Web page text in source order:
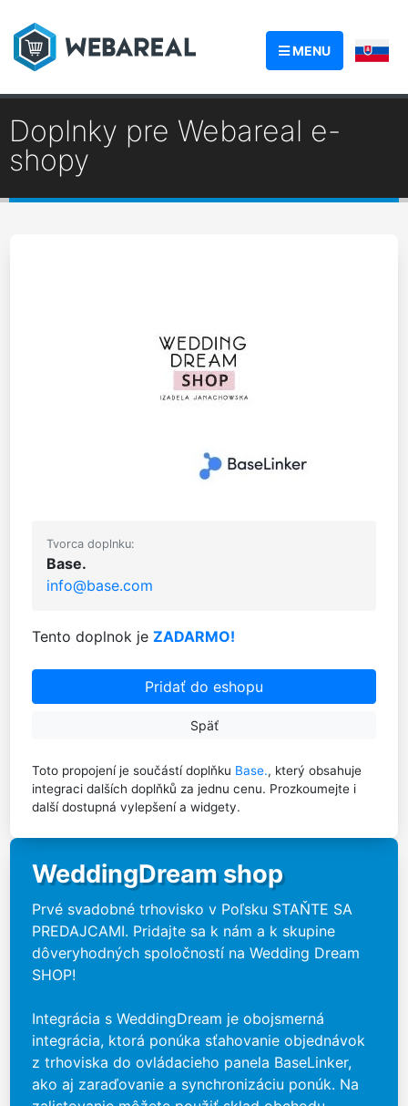
MENU
Doplnky pre Webareal e-
shopy
WeddingDream shop
Prvé svadobné trhovisko v Poľsku STAŇTE SA
PREDAJCAMI. Pridajte sa k nám a k skupine
dôveryhodných spoločností na Wedding Dream
SHOP!
Integrácia s WeddingDream je obojsmerná
integrácia, ktorá ponúka sťahovanie objednávok
z trhoviska do ovládacieho panela BaseLinker,
ako aj zaraďovanie a synchronizáciu ponúk. Na
Tvorca doplnku:
Base.
info@base.com
Tento doplnok jeZADARMO!
Pridať do eshopu
Späť
Toto propojení je součástí doplňku Base., který obsahuje
integraci dalších doplňků za jednu cenu. Prozkoumejte i
další dostupná vylepšení a widgety.